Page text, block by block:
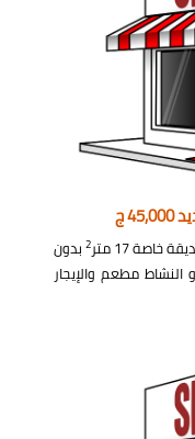
ج
خاصة 17 متر 2 بدون
جديد 45,000 جنيه و النشاط مطعم والإيجار